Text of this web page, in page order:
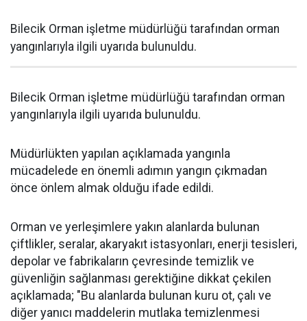
Bilecik Orman işletme müdürlüğü tarafından orman
yangınlarıyla ilgili uyarıda bulunuldu.
Bilecik Orman işletme müdürlüğü tarafından orman
yangınlarıyla ilgili uyarıda bulunuldu.
Müdürlükten yapılan açıklamada yangınla
mücadelede en önemli adımın yangın çıkmadan
önce önlem almak olduğu ifade edildi.
Orman ve yerleşimlere yakın alanlarda bulunan
çiftlikler, seralar, akaryakıt istasyonları, enerji tesisleri,
depolar ve fabrikaların çevresinde temizlik ve
güvenliğin sağlanması gerektiğine dikkat çekilen
açıklamada; "Bu alanlarda bulunan kuru ot, çalı ve
diğer yanıcı maddelerin mutlaka temizlenmesi